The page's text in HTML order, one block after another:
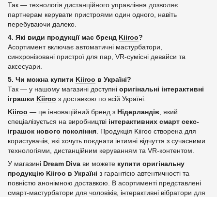
Так — технологія дистанційного управління дозволяє
партнерам керувати пристроями один одного, навіть
перебуваючи далеко.
4. Які види продукції має бренд Kiiroo?
Асортимент включає автоматичні мастурбатори,
синхронізовані пристрої для пар, VR‑сумісні девайси та
аксесуари.
5. Чи можна купити Kiiroo в Україні?
Так — у нашому магазині доступні оригінальні інтерактивні
іграшки Kiiroo з доставкою по всій Україні.
Kiiroo — це інноваційний бренд з Нідерландів , який
спеціалізується на виробництві інтерактивних смарт секс-
іграшок нового покоління . Продукція Kiiroo створена для
користувачів, які хочуть поєднати інтимні відчуття з сучасними
технологіями, дистанційним керуванням та VR-контентом.
У магазині Dream Diva ви можете купити оригінальну
продукцію Kiiroo в Україні з гарантією автентичності та
повністю анонімною доставкою. В асортименті представлені
смарт-мастурбатори для чоловіків, інтерактивні вібратори для